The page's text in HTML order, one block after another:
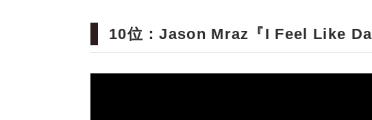
10位：Jason Mraz『I Feel Like